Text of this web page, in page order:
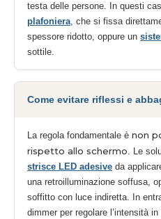
testa delle persone. In questi
plafoniera, che si fissa
spessore ridotto, oppure un
sottile.
Come evitare riflessi e
La regola fondamentale è non
rispetto allo schermo. Le
strisce LED adesive da
una retroilluminazione soffusa,
soffitto con luce indiretta. In
dimmer per regolare l’intensità